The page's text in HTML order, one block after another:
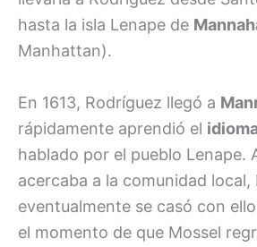
hasta la isla Lenape de
Manhattan).
En 1613, Rodríguez llegó a
rápidamente aprendió el
hablado por el pueblo Lenape.
acercaba a la comunidad local,
eventualmente se casó con
el momento de que Mossel